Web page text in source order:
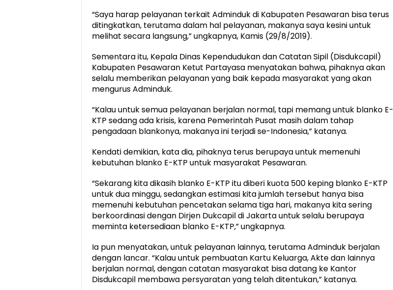
“Saya harap pelayanan terkait Adminduk di Kabupaten Pesawaran bisa terus
ditingkatkan, terutama dalam hal pelayanan, makanya saya kesini untuk
melihat secara langsung,” ungkapnya, Kamis (29/8/2019).
Sementara itu, Kepala Dinas Kependudukan dan Catatan Sipil (Disdukcapil)
Kabupaten Pesawaran Ketut Partayasa menyatakan bahwa, pihaknya akan
selalu memberikan pelayanan yang baik kepada masyarakat yang akan
mengurus Adminduk.
“Kalau untuk semua pelayanan berjalan normal, tapi memang untuk blanko E-
KTP sedang ada krisis, karena Pemerintah Pusat masih dalam tahap
pengadaan blankonya, makanya ini terjadi se-Indonesia,” katanya.
Kendati demikian, kata dia, pihaknya terus berupaya untuk memenuhi
kebutuhan blanko E-KTP untuk masyarakat Pesawaran.
“Sekarang kita dikasih blanko E-KTP itu diberi kuota 500 keping blanko E-KTP
untuk dua minggu, sedangkan estimasi kita jumlah tersebut hanya bisa
memenuhi kebutuhan pencetakan selama tiga hari, makanya kita sering
berkoordinasi dengan Dirjen Dukcapil di Jakarta untuk selalu berupaya
meminta ketersediaan blanko E-KTP,” ungkapnya.
Ia pun menyatakan, untuk pelayanan lainnya, terutama Adminduk berjalan
dengan lancar. “Kalau untuk pembuatan Kartu Keluarga, Akte dan lainnya
berjalan normal, dengan catatan masyarakat bisa datang ke Kantor
Disdukcapil membawa persyaratan yang telah ditentukan,” katanya.